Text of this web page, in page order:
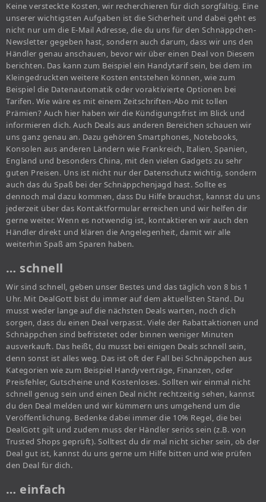
Keine versteckte Kosten, wir recherchieren für dich sorgfältig. Eine
unserer wichtigsten Aufgaben ist die Sicherheit und dabei geht es
nicht nur um die E-Mail Adresse, die du uns für den Schnäppchen-
Newsletter gegeben hast, sondern auch darum, dass wir uns den
Händler genau anschauen, bevor wir über einen Deal von Diesem
berichten. Das kann zum Beispiel ein Handytarif sein, bei dem im
Kleingedruckten weitere Kosten entstehen können, wie zum
Beispiel die Datenautomatik oder voraktivierte Optionen bei
Tarifen. Wie wäre es mit einem Zeitschriften-Abo mit tollen
Prämien? Auch hier haben wir die Kündigungsfrist im Blick und
informieren dich. Auch Deals aus anderen Bereichen schauen wir
uns ganz genau an. Dazu gehören Smartphones, Notebooks,
Konsolen aus anderen Ländern wie Frankreich, Italien, Spanien,
England und besonders China, mit den vielen Gadgets zu sehr
guten Preisen. Uns ist nicht nur der Datenschutz wichtig, sondern
auch das du Spaß bei der Schnäppchenjagd hast. Sollte es
dennoch mal dazu kommen, dass Du Hilfe brauchst, kannst du uns
jederzeit über das Kontaktformular erreichen und wir helfen dir
gerne weiter. Wenn es notwendig ist, kontaktieren wir auch den
Händler direkt und klären die Angelegenheit, damit wir alle
weiterhin Spaß am Sparen haben.
… schnell
Wir sind schnell, geben unser Bestes und das täglich von 8 bis 1
Uhr. Mit DealGott bist du immer auf dem aktuellsten Stand. Du
musst weder lange auf die nächsten Deals warten, noch dich
sorgen, dass du einen Deal verpasst. Viele der Rabattaktionen und
Schnäppchen sind befristetet oder binnen weniger Minuten
ausverkauft. Das heißt, du musst bei einigen Deals schnell sein,
denn sonst ist alles weg. Das ist oft der Fall bei Schnäppchen aus
Kategorien wie zum Beispiel Handyverträge, Finanzen, oder
Preisfehler, Gutscheine und Kostenloses. Sollten wir einmal nicht
schnell genug sein und einen Deal nicht rechtzeitig sehen, kannst
du den Deal melden und wir kümmern uns umgehend um die
Veröffentlichung. Bedenke dabei immer die 10% Regel, die bei
DealGott gilt und zudem muss der Händler seriös sein (z.B. von
Trusted Shops geprüft). Solltest du dir mal nicht sicher sein, ob der
Deal gut ist, kannst du uns gerne um Hilfe bitten und wie prüfen
den Deal für dich.
… einfach